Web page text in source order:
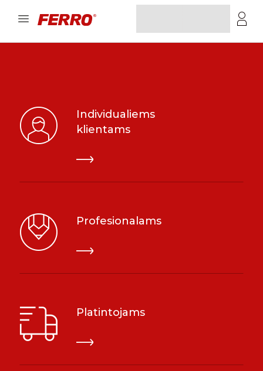
Individualiems
klientams
Profesionalams
Platintojams